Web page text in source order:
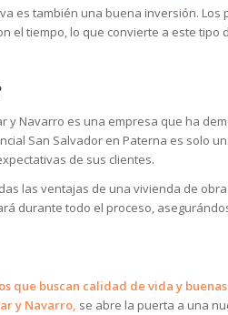
es también una buena inversión. Los
el tiempo, lo que convierte a este
y Navarro es una empresa que ha
San Salvador en Paterna es solo
de sus clientes.
las ventajas de una vivienda de
durante todo el proceso,
que buscan calidad de vida y
y Navarro, se abre la puerta a una